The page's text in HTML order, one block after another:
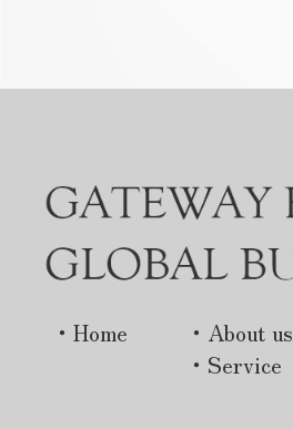
・Home
・About us
・Service